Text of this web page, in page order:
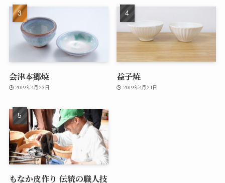
会津本郷焼
2019年4月23日
益子焼
2019年4月24日
もなか皮作り 伝統の職人技